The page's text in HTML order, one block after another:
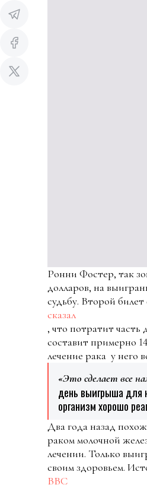
Ронни Фостер, так
долларов, на
судьбу. Второй
сказал
, что потратит
составит примерно
лечение рака у него
«Это сделает все
день выигрыша для
организм хорошо
Два года назад
раком молочной
лечении. Только
своим здоровьем.
BBC